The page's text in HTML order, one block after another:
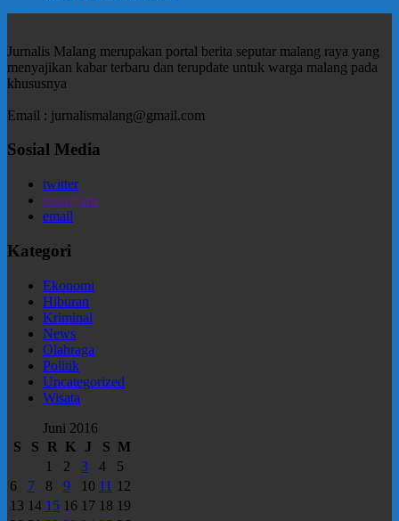
Jurnalis Malang merupakan portal berita seputar malang raya yang
menyajikan kabar terbaru dan terupdate untuk warga malang pada
khususnya
Email : jurnalismalang@gmail.com
Sosial Media
twitter
instagram
email
Kategori
Ekonomi
Hiburan
Kriminal
News
Olahraga
Politik
Uncategorized
Wisata
Juni 2016
S
S R K J S M
1
2 3 4
5
6
7 8 9 10 11 12
13 14 15 16 17 18 19